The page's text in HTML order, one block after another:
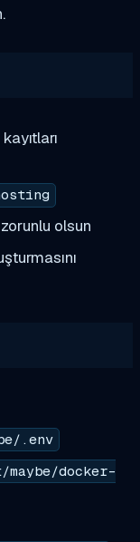
olsun
.env
docker-